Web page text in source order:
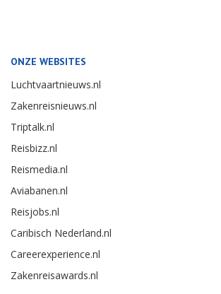
ONZE WEBSITES
Luchtvaartnieuws.nl
Zakenreisnieuws.nl
Triptalk.nl
Reisbizz.nl
Reismedia.nl
Aviabanen.nl
Reisjobs.nl
Caribisch Nederland.nl
Careerexperience.nl
Zakenreisawards.nl